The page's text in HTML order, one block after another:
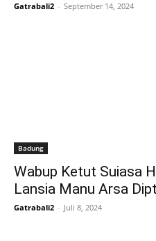
Gatrabali2 - September 14, 2024
Badung
Wabup Ketut Suiasa
Lansia Manu Arsa
Gatrabali2 - Juli 8, 2024